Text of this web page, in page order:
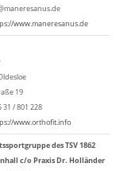
www.maneresanus.de
19
31 / 801 228
www.orthofit.info
des TSV 1862
c/o Praxis Dr. Holländer